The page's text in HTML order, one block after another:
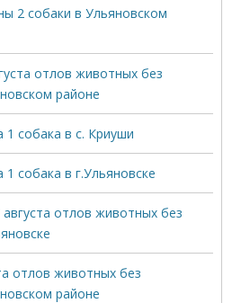
2 собаки в Ульяновском
отлов животных без
районе
собака в с. Криуши
собака в г.Ульяновске
отлов животных без
отлов животных без
районе